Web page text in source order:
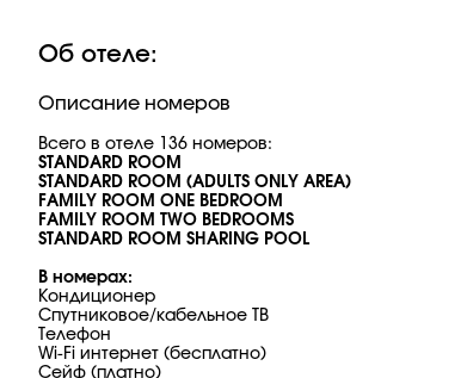
Об отеле:
Описание номеров
Всего в отеле 136 номеров:
STANDARD ROOM
STANDARD ROOM (ADULTS ONLY AREA)
FAMILY ROOM ONE BEDROOM
FAMILY ROOM TWO BEDROOMS
STANDARD ROOM SHARING POOL
В номерах:
Кондиционер
Спутниковое/кабельное ТВ
Телефон
Wi-Fi интернет (бесплатно)
Сейф (платно)